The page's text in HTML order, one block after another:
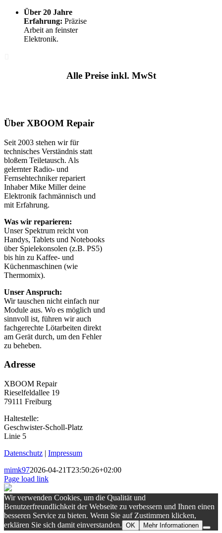
Über 20 Jahre
Erfahrung: Präzise
Arbeit an feinster
Elektronik.
Alle Preise inkl. MwSt
Über XBOOM Repair
Seit 2003 stehen wir für
technisches Verständnis statt
bloßem Teiletausch. Als
gelernter Radio- und
Fernsehtechniker repariert
Inhaber Mike Miller deine
Elektronik fachmännisch und
mit Erfahrung.
Was wir reparieren:
Unser Spektrum reicht von
Handys, Tablets und Notebooks
über Spielekonsolen (z.B. PS5)
bis hin zu Kaffee- und
Küchenmaschinen (wie
Thermomix).
Unser Anspruch:
Wir tauschen nicht einfach nur
Module aus. Wo es möglich und
sinnvoll ist, führen wir auch
fachgerechte Lötarbeiten direkt
am Gerät durch, um den Fehler
zu beheben.
Adresse
XBOOM Repair
Rieselfeldallee 19
79111 Freiburg
Haltestelle:
Geschwister-Scholl-Platz
Linie 5
Datenschutz | Impressum
mimk972026-04-21T23:50:26+02:00
Page load link
Wir verwenden Cookies, um die Qualität und
Benutzerfreundlichkeit der Webseite zu verbessern und Ihnen einen
besseren Service zu bieten. Wenn Sie auf Zustimmen klicken,
erklären Sie sich damit einverstanden. OK Mehr Informationen